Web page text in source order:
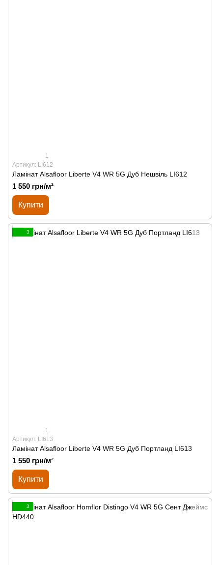
1
Артикул: LI612
Ламінат Alsafloor Liberte V4 WR 5G Дуб Нешвіль LI612
1 550 грн/м²
Купити
3
1
Артикул: LI613
Ламінат Alsafloor Liberte V4 WR 5G Дуб Портланд LI613
1 550 грн/м²
Купити
3